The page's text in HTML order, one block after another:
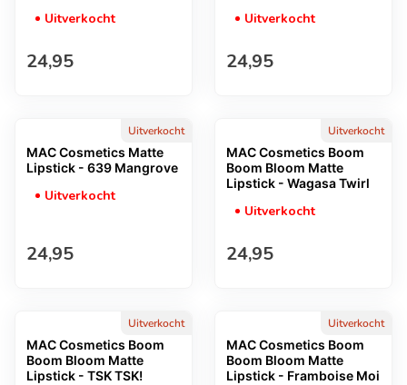
Uitverkocht
Normale prijs
24,95
Uitverkocht
Normale prijs
24,95
Uitverkocht
MAC Cosmetics Matte
Lipstick - 639 Mangrove
Uitverkocht
Normale prijs
24,95
Uitverkocht
MAC Cosmetics Boom
Boom Bloom Matte
Lipstick - Wagasa Twirl
Uitverkocht
Normale prijs
24,95
Uitverkocht
MAC Cosmetics Boom
Boom Bloom Matte
Lipstick - TSK TSK!
Uitverkocht
MAC Cosmetics Boom
Boom Bloom Matte
Lipstick - Framboise Moi